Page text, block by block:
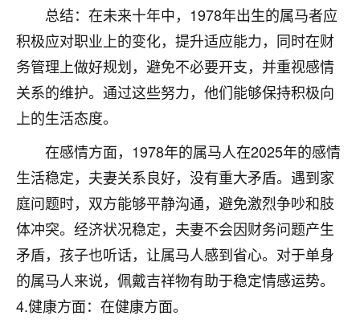
总结：在未来十年中，1978年出生的属马者应
积极应对职业上的变化，提升适应能力，同时在财
务管理上做好规划，避免不必要开支，并重视感情
关系的维护。通过这些努力，他们能够保持积极向
上的生活态度。
在感情方面，1978年的属马人在2025年的感情
生活稳定，夫妻关系良好，没有重大矛盾。遇到家
庭问题时，双方能够平静沟通，避免激烈争吵和肢
体冲突。经济状况稳定，夫妻不会因财务问题产生
矛盾，孩子也听话，让属马人感到省心。对于单身
的属马人来说，佩戴吉祥物有助于稳定情感运势。
4.健康方面：在健康方面。
2小时前 来自海南 18
梦醒时分
我女儿高二叛逆，大半年不上学，一说她就要死要活
的，把我们两口子愁的不行，朋友给我推荐的慧来老
做完，我女儿跟变了个人一样，不期望她能考多好的
大学，只要能安安稳稳的把书读了，身体心理都健健
康康的我就很知足了！
鹿森：可怜天下父母心啊！
3小时前 来自河北 16
付深